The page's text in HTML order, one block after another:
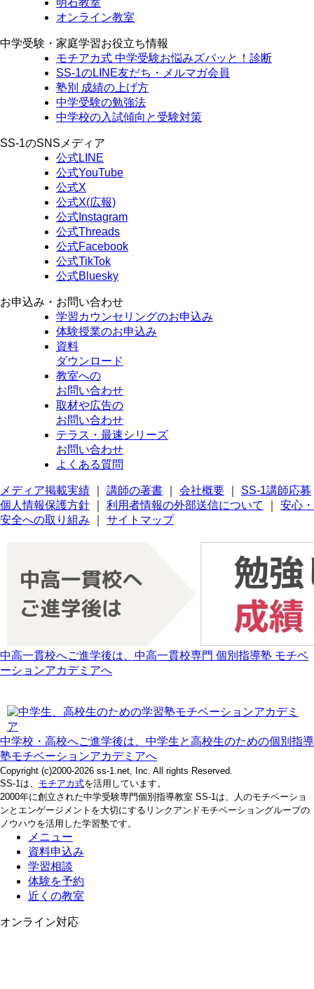
明石教室
オンライン教室
中学受験・家庭学習お役立ち情報
モチアカ式 中学受験お悩みズバッと！診断
SS-1のLINE友だち・メルマガ会員
塾別 成績の上げ方
中学受験の勉強法
中学校の入試傾向と受験対策
SS-1のSNSメディア
公式LINE
公式YouTube
公式X
公式X(広報)
公式Instagram
公式Threads
公式Facebook
公式TikTok
公式Bluesky
お申込み・お問い合わせ
学習カウンセリングのお申込み
体験授業のお申込み
資料
ダウンロード
教室への
お問い合わせ
取材や広告の
お問い合わせ
テラス・最速シリーズ
お問い合わせ
よくある質問
メディア掲載実績 講師の著書 会社概要
SS-1講師応募
個人情報保護方針
利用者情報の外部送信について
安心・
安全への取り組み
サイトマップ
中高一貫校へご進学後は、中高一貫校専門 個別指導塾 モチベ
ーションアカデミアへ
中学校・高校へご進学後は、中学生と高校生のための個別指導
塾モチベーションアカデミアへ
Copyright (c)2000-2026 ss-1.net, Inc. All rights Reserved.
SS-1は、 モチアカ式を活用しています。
2000年に創立された中学受験専門個別指導教室 SS-1は、人のモチベーショ
ンとエンゲージメントを大切にするリンクアンドモチベーショングループの
ノウハウを活用した学習塾です。
メニュー
資料申込み
学習相談
体験を予約
近くの教室
オンライン対応